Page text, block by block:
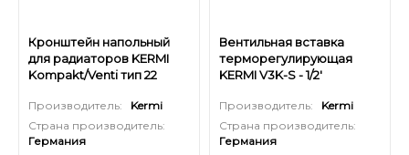
Кронштейн напольный
для радиаторов KERMI
Kompakt/Venti тип 22
Производитель:
Kermi
Страна производитель:
Германия
Вентильная вставка
терморегулирующая
KERMI V3K-S - 1/2'
3шт)
Производитель:
Kermi
Страна производитель:
Германия